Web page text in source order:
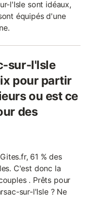
l'Isle sont idéaux,
équipés d'une
sur-l'Isle
pour partir
ou est ce
des
61 % des
C'est donc la
. Prêts pour
sur-l'Isle ? Ne